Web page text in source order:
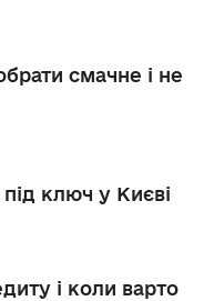
смачне і не
ключ у Києві
і коли варто